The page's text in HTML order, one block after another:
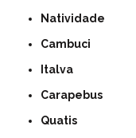
Natividade
Cambuci
Italva
Carapebus
Quatis